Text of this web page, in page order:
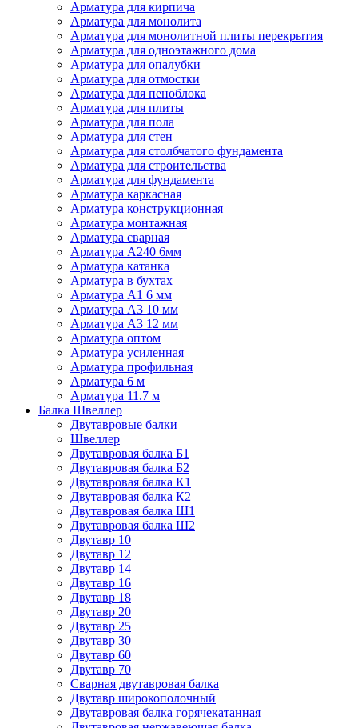
Арматура для кирпича
Арматура для монолита
Арматура для монолитной плиты перекрытия
Арматура для одноэтажного дома
Арматура для опалубки
Арматура для отмостки
Арматура для пеноблока
Арматура для плиты
Арматура для пола
Арматура для стен
Арматура для столбчатого фундамента
Арматура для строительства
Арматура для фундамента
Арматура каркасная
Арматура конструкционная
Арматура монтажная
Арматура сварная
Арматура А240 6мм
Арматура катанка
Арматура в бухтах
Арматура А1 6 мм
Арматура А3 10 мм
Арматура А3 12 мм
Арматура оптом
Арматура усиленная
Арматура профильная
Арматура 6 м
Арматура 11.7 м
Балка Швеллер
Двутавровые балки
Швеллер
Двутавровая балка Б1
Двутавровая балка Б2
Двутавровая балка К1
Двутавровая балка К2
Двутавровая балка Ш1
Двутавровая балка Ш2
Двутавр 10
Двутавр 12
Двутавр 14
Двутавр 16
Двутавр 18
Двутавр 20
Двутавр 25
Двутавр 30
Двутавр 60
Двутавр 70
Сварная двутавровая балка
Двутавр широкополочный
Двутавровая балка горячекатанная